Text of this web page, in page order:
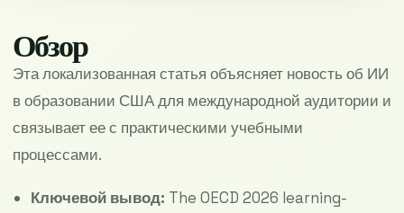
Обзор
Эта локализованная статья объясняет новость об ИИ
в образовании США для международной аудитории и
связывает ее с практическими учебными
процессами.
Ключевой вывод: The OECD 2026 learning-